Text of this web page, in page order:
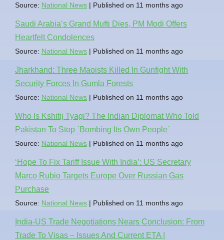
Source: National News Published on 11 months ago
Saudi Arabia’s Grand Mufti Dies, PM Modi Offers
Heartfelt Condolences
Source: National News Published on 11 months ago
Jharkhand: Three Maoists Killed In Gunfight With
Security Forces In Gumla Forests
Source: National News Published on 11 months ago
Who Is Kshitij Tyagi? The Indian Diplomat Who Told
Pakistan To Stop `Bombing Its Own People`
Source: National News Published on 11 months ago
‘Hope To Fix Tariff Issue With India’: US Secretary
Marco Rubio Targets Europe Over Russian Gas
Purchase
Source: National News Published on 11 months ago
India-US Trade Negotiations Nears Conclusion: From
Trade To Visas – Issues And Current ETA |